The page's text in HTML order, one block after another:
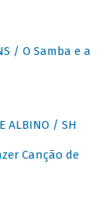
/ O Samba e a
ALBINO / SH
Canção de